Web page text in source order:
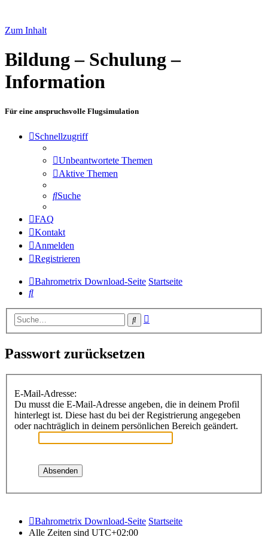
Zum Inhalt
Bildung – Schulung –
Information
Für eine anspruchsvolle Flugsimulation
Schnellzugriff
Unbeantwortete Themen
Aktive Themen
Suche
FAQ
Kontakt
Anmelden
Registrieren
Bahrometrix Download-Seite Startseite
Suche
Suche
Passwort zurücksetzen
E-Mail-Adresse:
Du musst die E-Mail-Adresse angeben, die in deinem Profil
hinterlegt ist. Diese hast du bei der Registrierung angegeben
oder nachträglich in deinem persönlichen Bereich geändert.
Bahrometrix Download-Seite Startseite
Alle Zeiten sind UTC+02:00